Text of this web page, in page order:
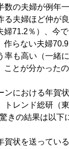
数の夫婦が例年
る夫婦ほど仲が
婦71.2％）、今
作らない夫婦
も高い（一緒
とが分かったの
における年賀
トレンド総研（
きの結果は以下
状を送ってい